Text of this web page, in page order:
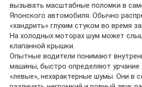
вызывать масштабные поломки в
Японского автомобиля. Обычно
«хандрить» глухим стуком во время
На холодных моторах шум может
клапанной крышки.
Опытные водители понимают
машины, быстро определяют урчание
«левые», нехарактерные шумы. Они в